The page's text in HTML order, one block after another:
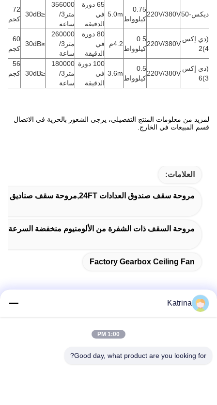
ديكس-50 220V/380V
0.75
كيلوواط
5.0m
65 دورة
في
الدقيقة
356000
متر3/
ساعة
≤30dB
72
كجم
(دي إكس
4)2
220V/380V
0.5
كيلوواط
4.2م
80 دورة
في
الدقيقة
260000
متر3/
ساعة
≤30dB
60
كجم
(دي إكس
3)6
220V/380V
0.5
كيلوواط
3.6m
100 دورة
في
الدقيقة
180000
متر3/
ساعة
≤30dB
56
كجم
لمزيد من معلومات المنتج التفصيلي، يرجى الشعور بالحرية في الاتصال
قسم المبيعات في الخارج.
العلامات:
مروحة سقف صندوق العدادات 24FT,مروحة سقف صناديق التروس للغرف الكبيرة,مروحة سقف صناديق التروس المصنعة
مروحة السقف ذات الشفرة من الألومنيوم منخفضة
Factory Gearbox Ceiling Fan
Katrina
1:00 PM
Good day, what product are you looking for?